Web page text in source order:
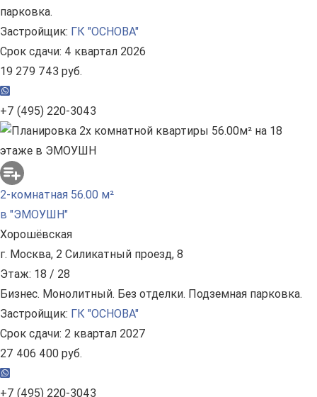
парковка.
Застройщик: ГК "ОСНОВА"
Срок сдачи: 4 квартал 2026
19 279 743 руб.
+7 (495) 220-3043
2-комнатная 56.00 м²
в "ЭМОУШН"
Хорошёвская
г. Москва, 2 Силикатный проезд, 8
Этаж: 18 / 28
Бизнес. Монолитный. Без отделки. Подземная парковка.
Застройщик: ГК "ОСНОВА"
Срок сдачи: 2 квартал 2027
27 406 400 руб.
+7 (495) 220-3043